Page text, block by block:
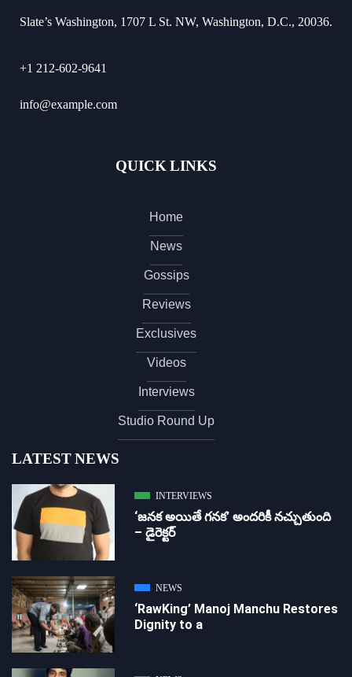
Slate’s Washington, 1707 L St. NW, Washington, D.C., 20036.
+1 212-602-9641
info@example.com
QUICK LINKS
Home
News
Gossips
Reviews
Exclusives
Videos
Interviews
Studio Round Up
LATEST NEWS
INTERVIEWS
‘జ‌న‌క అయితే గ‌న‌క‌’ అందరికీ నచ్చుతుంది
– డైరెక్ట‌ర్
NEWS
‘RawKing’ Manoj Manchu Restores
Dignity to a